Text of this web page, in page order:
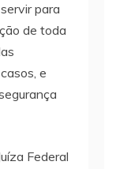
para
de toda
e
Federal